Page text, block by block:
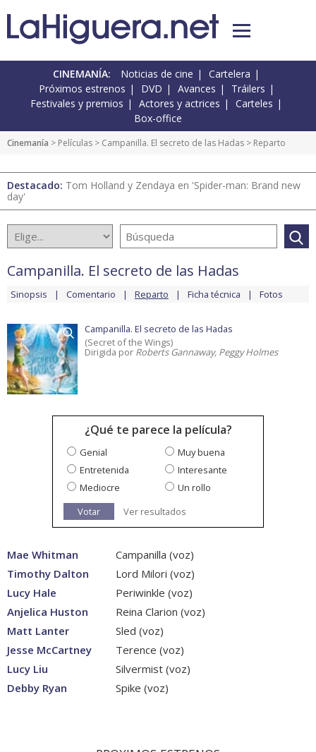
CINEMANÍA: Noticias de cine
Cartelera
Próximos estrenos
DVD Avances
Tráilers
Festivales y premios
Actores y actrices
Carteles
Box-office
Cinemanía > Películas > Campanilla. El secreto de las Hadas > Reparto
Destacado: Tom Holland y Zendaya en 'Spider-man: Brand new
day'
Campanilla. El secreto de las Hadas
Sinopsis Comentario Reparto Ficha técnica Fotos
Campanilla. El secreto de las Hadas
(Secret of the Wings)
Dirigida por Roberts Gannaway, Peggy Holmes
¿Qué te parece la película?
Genial
Muy buena
Entretenida
Interesante
Mediocre
Un rollo
Votar
Ver resultados
Mae Whitman
Campanilla (voz)
Timothy Dalton
Lord Milori (voz)
Lucy Hale
Periwinkle (voz)
Anjelica Huston
Reina Clarion (voz)
Matt Lanter
Sled (voz)
Jesse McCartney
Terence (voz)
Lucy Liu
Silvermist (voz)
Debby Ryan
Spike (voz)